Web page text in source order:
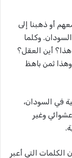
أو ذهبنا إلى
وكلما
أين العقل؟
وهذا ثمن باهظ
في السودان،
وغير
الكلمات التي أعبر